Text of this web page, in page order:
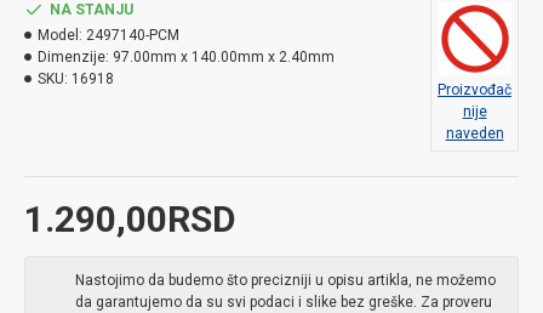
1.290,00RSD
NA STANJU
Model: 2497140-PCM
Dimenzije: 97.00mm x 140.00mm x 2.40mm
SKU: 16918
Proizvođač
nije
naveden
Nastojimo da budemo što precizniji u opisu artikla, ne možemo
da garantujemo da su svi podaci i slike bez greške. Za proveru